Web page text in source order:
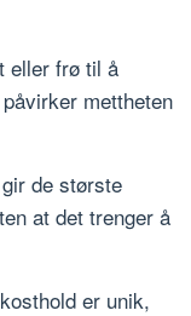
eller frø til å
mettheten
de største
at det trenger å
er unik,